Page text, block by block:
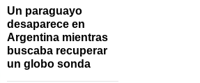
Un paraguayo
desaparece en
Argentina mientras
buscaba recuperar
un globo sonda